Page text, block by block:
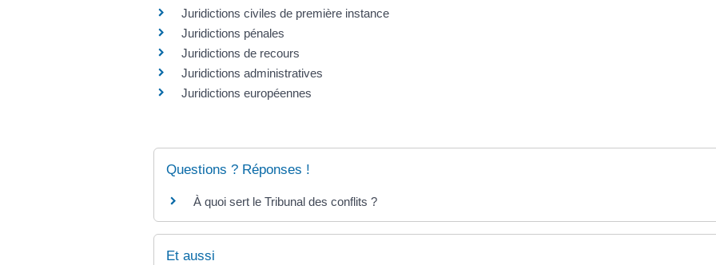
Juridictions civiles de première instance
Juridictions pénales
Juridictions de recours
Juridictions administratives
Juridictions européennes
Questions ? Réponses !
À quoi sert le Tribunal des conflits ?
Et aussi